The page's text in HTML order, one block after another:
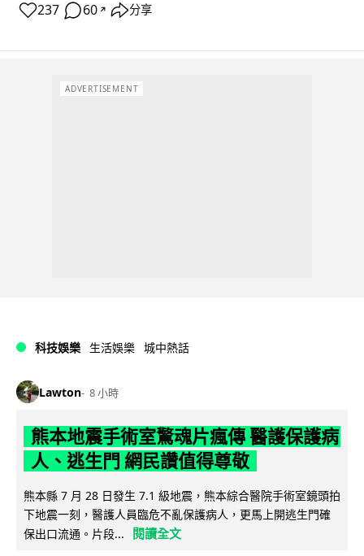
237 60 ↗ 分享
ADVERTISEMENT
科技娛樂 生活娛樂 城中熱話
Lawton 8 小時
熊本地震手術室驚魂片瘋傳 醫護保護病
人、逃生門 網民讚值得尊敬
熊本縣 7 月 28 日發生 7.1 級地震，熊本綜合醫院手術室鏡頭拍
下地震一刻，醫護人員臨危不亂保護病人，更馬上開逃生門確
保出口流通。片段...
閱讀全文